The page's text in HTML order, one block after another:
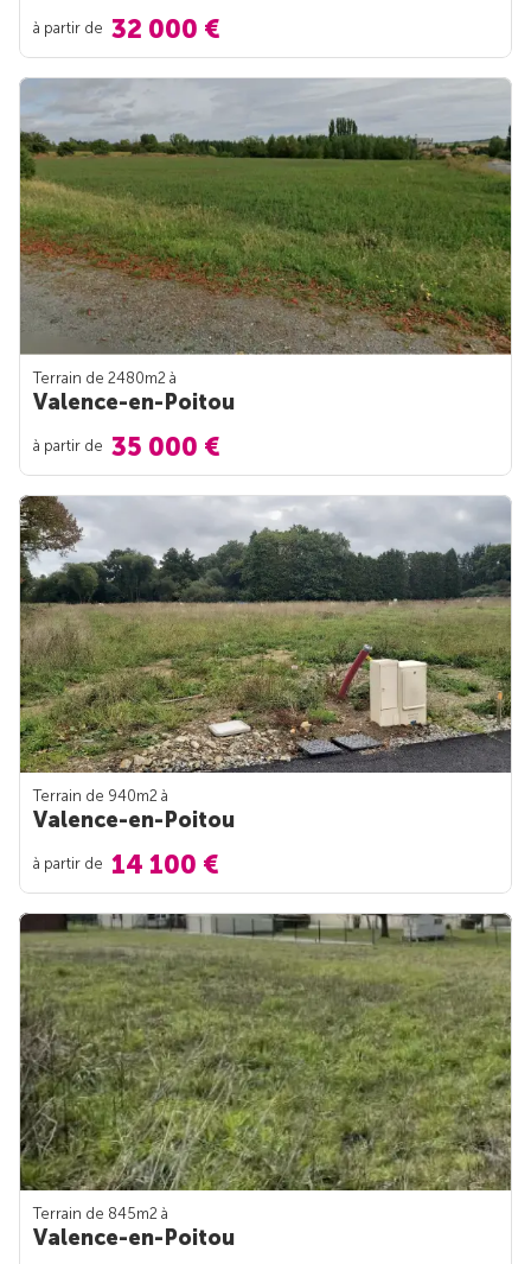
à partir de 32 000 €
Terrain de 2480m2 à
Valence-en-Poitou
à partir de 35 000 €
Terrain de 940m2 à
Valence-en-Poitou
à partir de 14 100 €
Terrain de 845m2 à
Valence-en-Poitou